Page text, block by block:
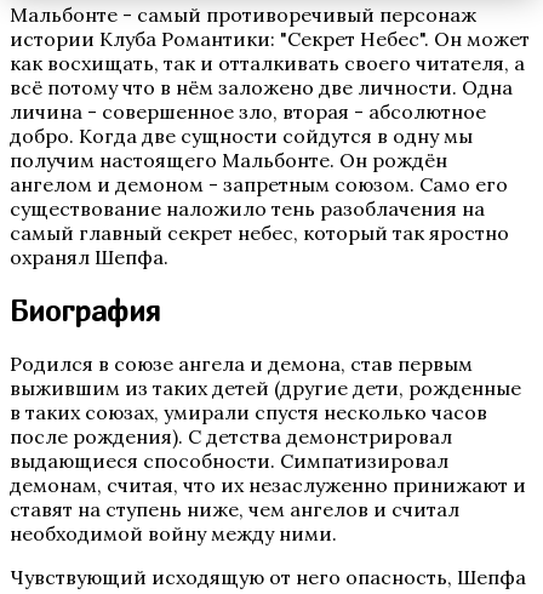
Бюро Параллельных Миров. Том 2
Te Amo. Том 2
Мальбонте - самый противоречивый персонаж
истории Клуба Романтики: "Секрет Небес". Он может
как восхищать, так и отталкивать своего читателя, а
всё потому что в нём заложено две личности. Одна
личина - совершенное зло, вторая - абсолютное
добро. Когда две сущности сойдутся в одну мы
получим настоящего Мальбонте. Он рождён
ангелом и демоном - запретным союзом. Само его
существование наложило тень разоблачения на
самый главный секрет небес, который так яростно
охранял Шепфа.
Биография
Родился в союзе ангела и демона, став первым
выжившим из таких детей (другие дети, рожденные
в таких союзах, умирали спустя несколько часов
после рождения). С детства демонстрировал
выдающиеся способности. Симпатизировал
демонам, считая, что их незаслуженно принижают и
ставят на ступень ниже, чем ангелов и считал
необходимой войну между ними.
Чувствующий исходящую от него опасность, Шепфа